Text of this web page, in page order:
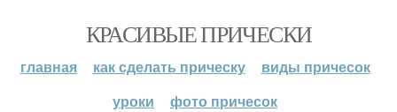
КРАСИВЫЕ ПРИЧЕСКИ
главная как сделать прическу
виды причесок
уроки
фото причесок